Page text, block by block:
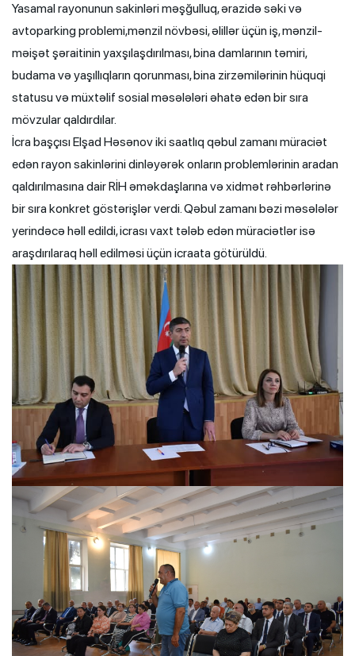
Yasamal rayonunun sakinləri məşğulluq, ərazidə səki və
avtoparking problemi,mənzil növbəsi, əlillər üçün iş, mənzil-
məişət şəraitinin yaxşılaşdırılması, bina damlarının təmiri,
budama və yaşıllıqların qorunması, bina zirzəmilərinin hüquqi
statusu və müxtəlif sosial məsələləri əhatə edən bir sıra
mövzular qaldırdılar.
İcra başçısı Elşad Həsənov iki saatlıq qəbul zamanı müraciət
edən rayon sakinlərini dinləyərək onların problemlərinin aradan
qaldırılmasına dair RİH əməkdaşlarına və xidmət rəhbərlərinə
bir sıra konkret göstərişlər verdi. Qəbul zamanı bəzi məsələlər
yerindəcə həll edildi, icrası vaxt tələb edən müraciətlər isə
araşdırılaraq həll edilməsi üçün icraata götürüldü.